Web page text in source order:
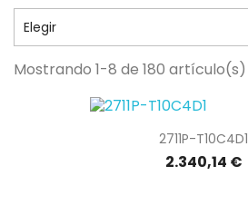
Elegir
Mostrando 1-8 de 180 artículo(s)
2711P-T10C4D1
2.340,14 €